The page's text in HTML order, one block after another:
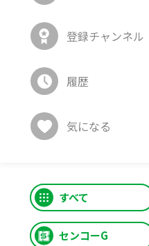
登録チャンネル
履歴
気になる
すべて
センコーG